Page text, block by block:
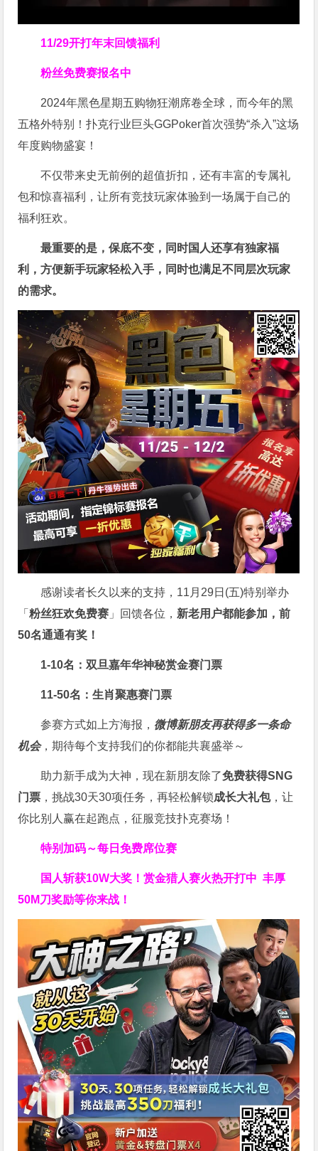
11/29开打年末回馈福利
粉丝免费赛报名中
2024年黑色星期五购物狂潮席卷全球，而今年的黑
五格外特别！扑克行业巨头GGPoker首次强势“杀入”这场
年度购物盛宴！
不仅带来史无前例的超值折扣，还有丰富的专属礼
包和惊喜福利，让所有竞技玩家体验到一场属于自己的
福利狂欢。
最重要的是，保底不变，同时国人还享有独家福
利，方便新手玩家轻松入手，同时也满足不同层次玩家
的需求。
感谢读者长久以来的支持，11月29日(五)特别举办
「粉丝狂欢免费赛 」回馈各位， 新老用户都能参加，前
50名通通有奖！
1-10名：双旦嘉年华神秘赏金赛门票
11-50名：生肖聚惠赛门票
参赛方式如上方海报， 微博新朋友再获得多一条命
机会，期待每个支持我们的你都能共襄盛举～
助力新手成为大神，现在新朋友除了免费获得SNG
门票 ，挑战30天30项任务，再轻松解锁成长大礼包，让
你比别人赢在起跑点，征服竞技扑克赛场！
特别加码～每日免费席位赛
国人斩获10W大奖！赏金猎人赛火热开打中 丰厚
50M刀奖励等你来战！